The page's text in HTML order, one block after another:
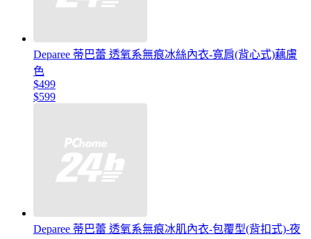
Deparee 蒂巴蕾 透氧系無痕冰絲內衣-寬肩(背心式)藕膚
色
$499
$599
Deparee 蒂巴蕾 透氧系無痕冰肌內衣-包覆型(背扣式)-夜